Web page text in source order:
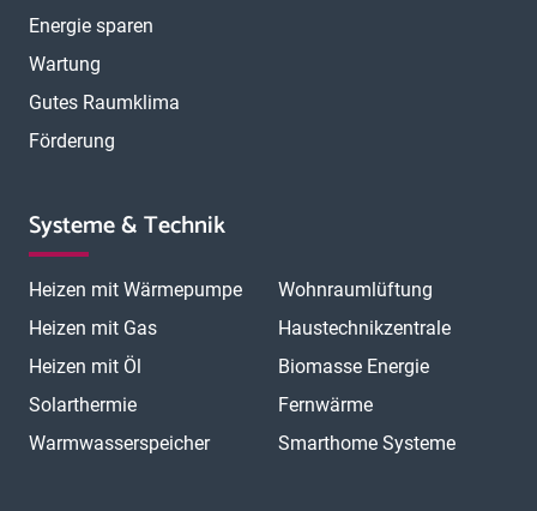
Energie sparen
Wartung
Gutes Raumklima
Förderung
Systeme & Technik
Heizen mit Wärmepumpe
Heizen mit Gas
Heizen mit Öl
Solarthermie
Warmwasserspeicher
Wohnraumlüftung
Haustechnikzentrale
Biomasse Energie
Fernwärme
Smarthome Systeme